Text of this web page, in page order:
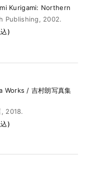
Kurigami: Northern
Publishing, 2002.
)
Works / 吉村朗写真集
, 2018.
)